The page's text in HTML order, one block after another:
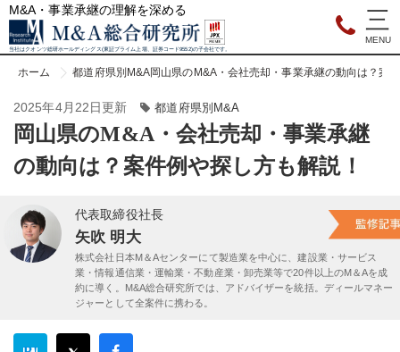
M&A・事業承継の理解を深める
当社はクオンツ総研ホールディングス(東証プライム上場、証券コード9552)の子会社です。
ホーム 都道府県別M&A岡山県のM&A・会社売却・事業承継の動向は？案
2025年4月22日更新 都道府県別M&A
岡山県のM&A・会社売却・事業承継
の動向は？案件例や探し方も解説！
代表取締役社長
矢吹 明大
株式会社日本M＆Aセンターにて製造業を中心に、建設業・サービス
業・情報通信業・運輸業・不動産業・卸売業等で20件以上のM＆Aを成
約に導く。M&A総合研究所では、アドバイザーを統括。ディールマネー
ジャーとして全案件に携わる。